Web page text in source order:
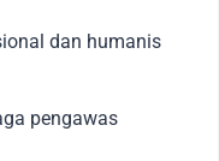
dan humanis
pengawas